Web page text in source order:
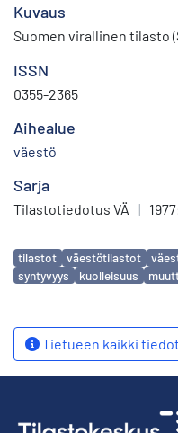
Kuvaus
Suomen virallinen tilasto
ISSN
0355-2365
Aihealue
väestö
Sarja
Tilastotiedotus VÄ |
Avainsanat
tilastot väestötilastot
syntyvyys
kuolleisuus
Tietueen kaikki tiedot